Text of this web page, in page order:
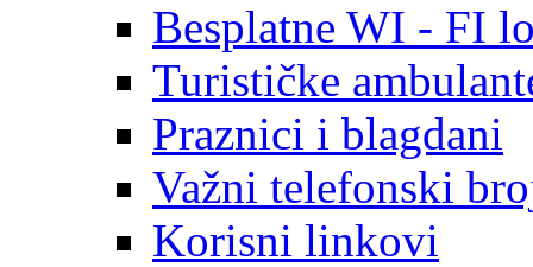
Besplatne WI - FI
Turističke
Praznici i blagdani
Važni telefonski
Korisni linkovi